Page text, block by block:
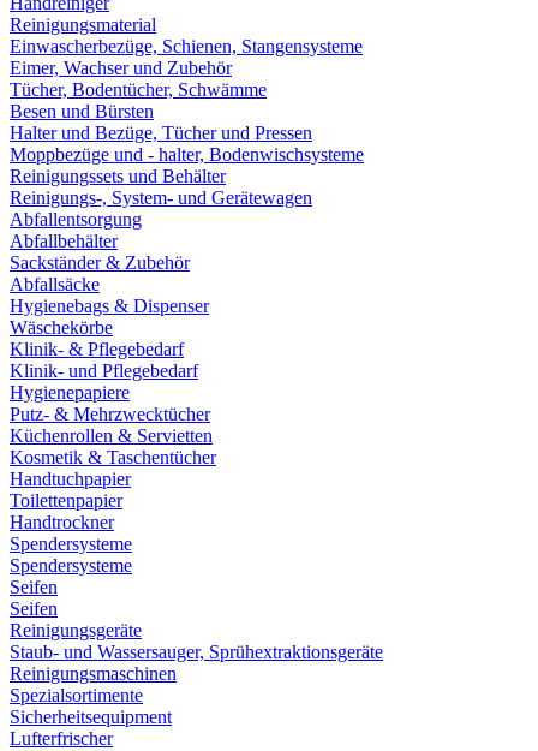
Reinigungsmaterial
Einwascherbezüge, Schienen, Stangensysteme
Eimer, Wachser und Zubehör
Tücher, Bodentücher, Schwämme
Besen und Bürsten
Halter und Bezüge, Tücher und Pressen
Moppbezüge und - halter, Bodenwischsysteme
Reinigungssets und Behälter
Reinigungs-, System- und Gerätewagen
Abfallentsorgung
Abfallbehälter
Sackständer & Zubehör
Abfallsäcke
Hygienebags & Dispenser
Wäschekörbe
Klinik- & Pflegebedarf
Klinik- und Pflegebedarf
Hygienepapiere
Putz- & Mehrzwecktücher
Küchenrollen & Servietten
Kosmetik & Taschentücher
Handtuchpapier
Toilettenpapier
Handtrockner
Spendersysteme
Spendersysteme
Seifen
Seifen
Reinigungsgeräte
Staub- und Wassersauger, Sprühextraktionsgeräte
Reinigungsmaschinen
Spezialsortimente
Sicherheitsequipment
Lufterfrischer